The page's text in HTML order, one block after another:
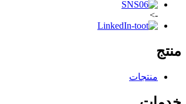
->
منتج
منتجات